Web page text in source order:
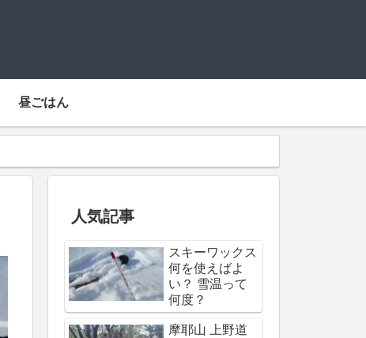
昼ごはん
人気記事
スキーワックス
何を使えばよ
い？ 雪温って
何度？
摩耶山 上野道